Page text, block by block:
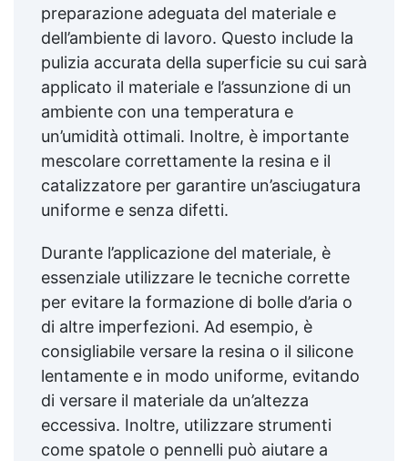
preparazione adeguata del materiale e
dell’ambiente di lavoro. Questo include la
pulizia accurata della superficie su cui sarà
applicato il materiale e l’assunzione di un
ambiente con una temperatura e
un’umidità ottimali. Inoltre, è importante
mescolare correttamente la resina e il
catalizzatore per garantire un’asciugatura
uniforme e senza difetti.
Durante l’applicazione del materiale, è
essenziale utilizzare le tecniche corrette
per evitare la formazione di bolle d’aria o
di altre imperfezioni. Ad esempio, è
consigliabile versare la resina o il silicone
lentamente e in modo uniforme, evitando
di versare il materiale da un’altezza
eccessiva. Inoltre, utilizzare strumenti
come spatole o pennelli può aiutare a